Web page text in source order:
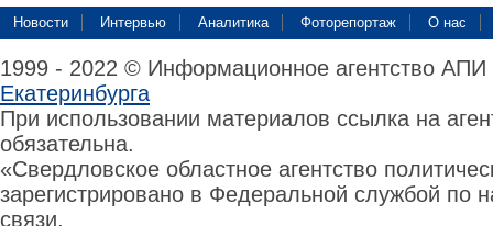
Новости Интервью Аналитика Фоторепортаж О нас
1999 - 2022 © Информационное агентство
Екатеринбурга
При использовании материалов ссылка на
обязательна.
«Свердловское областное агентство
зарегистрировано в Федеральной службой по
связи,